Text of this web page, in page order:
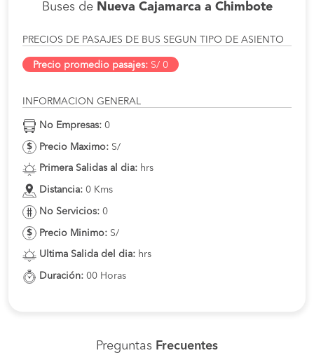
Buses de Nueva Cajamarca a Chimbote
PRECIOS DE PASAJES DE BUS SEGUN TIPO DE ASIENTO
Precio promedio pasajes: S/ 0
INFORMACION GENERAL
No Empresas: 0
Precio Maximo: S/
Primera Salidas al dia: hrs
Distancia: 0 Kms
No Servicios: 0
Precio Minimo: S/
Ultima Salida del dia: hrs
Duración: 00 Horas
Preguntas Frecuentes